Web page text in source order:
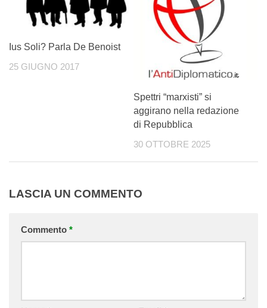
Ius Soli? Parla De Benoist
25 GIUGNO 2017
Spettri “marxisti” si
aggirano nella redazione
di Repubblica
30 OTTOBRE 2025
LASCIA UN COMMENTO
Commento *